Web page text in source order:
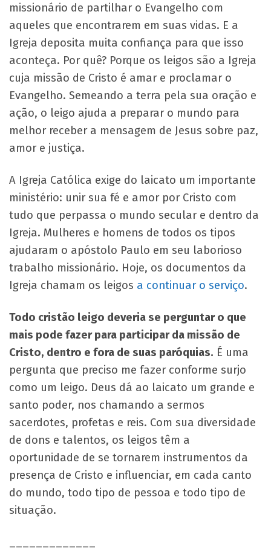
missionário de partilhar o Evangelho com
aqueles que encontrarem em suas vidas. E a
Igreja deposita muita confiança para que isso
aconteça. Por quê? Porque os leigos são a Igreja
cuja missão de Cristo é amar e proclamar o
Evangelho. Semeando a terra pela sua oração e
ação, o leigo ajuda a preparar o mundo para
melhor receber a mensagem de Jesus sobre paz,
amor e justiça.
A Igreja Católica exige do laicato um importante
ministério: unir sua fé e amor por Cristo com
tudo que perpassa o mundo secular e dentro da
Igreja. Mulheres e homens de todos os tipos
ajudaram o apóstolo Paulo em seu laborioso
trabalho missionário. Hoje, os documentos da
Igreja chamam os leigos a continuar o serviço.
Todo cristão leigo deveria se perguntar o que
mais pode fazer para participar da missão de
Cristo, dentro e fora de suas paróquias. É uma
pergunta que preciso me fazer conforme surjo
como um leigo. Deus dá ao laicato um grande e
santo poder, nos chamando a sermos
sacerdotes, profetas e reis. Com sua diversidade
de dons e talentos, os leigos têm a
oportunidade de se tornarem instrumentos da
presença de Cristo e influenciar, em cada canto
do mundo, todo tipo de pessoa e todo tipo de
situação.